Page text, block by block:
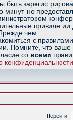
минут, но
привилегии
чем
с
Помните, что ваше
со всеми
конфиденциальности
Перейти: